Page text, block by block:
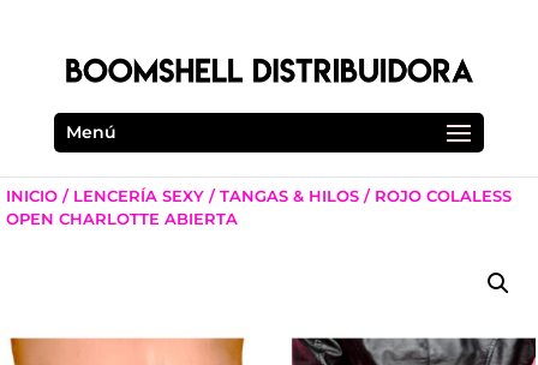
Menú
INICIO / LENCERÍA SEXY /TANGAS & HILOS / ROJO COLALESS
OPEN CHARLOTTE ABIERTA